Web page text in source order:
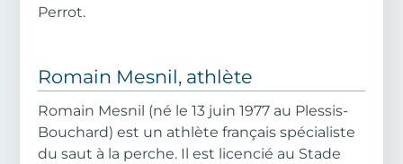
Perrot.
Romain Mesnil, athlète
Romain Mesnil (né le 13 juin 1977 au Plessis-
Bouchard) est un athlète français spécialiste
du saut à la perche. Il est licencié au Stade